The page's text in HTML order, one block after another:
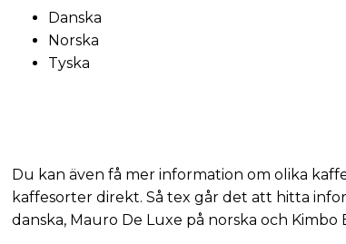
Danska
Norska
Tyska
Du kan även få mer information om olika
kaffesorter direkt. Så tex går det att hitta
danska, Mauro De Luxe på norska och Kimbo